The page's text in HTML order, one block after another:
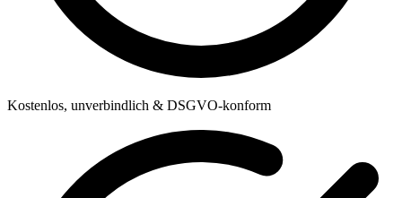
Kostenlos, unverbindlich & DSGVO-konform